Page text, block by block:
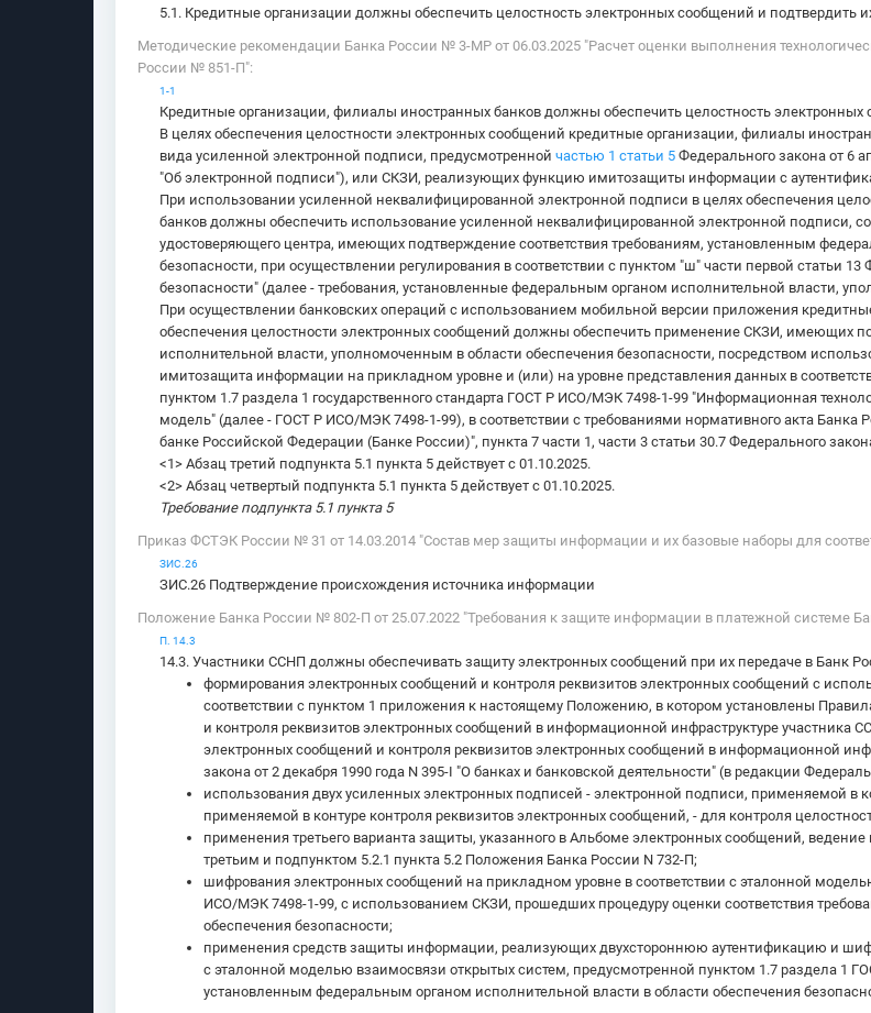
5.1. Кредитные организации должны обеспечить целостность электронных сообщений и подтвердить
Методические рекомендации Банка России № 3-МР от 06.03.2025 "Расчет оценки выполнения
России № 851-П":
1-1
Кредитные организации, филиалы иностранных банков должны обеспечить целостность электронных
В целях обеспечения целостности электронных сообщений кредитные организации, филиалы
вида усиленной электронной подписи, предусмотренной частью 1 статьи 5 Федерального закона от 6
"Об электронной подписи"), или СКЗИ, реализующих функцию имитозащиты информации с
При использовании усиленной неквалифицированной электронной подписи в целях обеспечения
банков должны обеспечить использование усиленной неквалифицированной электронной подписи,
удостоверяющего центра, имеющих подтверждение соответствия требованиям, установленным
безопасности, при осуществлении регулирования в соответствии с пунктом "ш" части первой статьи
безопасности" (далее - требования, установленные федеральным органом исполнительной власти,
При осуществлении банковских операций с использованием мобильной версии приложения
обеспечения целостности электронных сообщений должны обеспечить применение СКЗИ, имеющих
исполнительной власти, уполномоченным в области обеспечения безопасности, посредством
имитозащита информации на прикладном уровне и (или) на уровне представления данных в
пунктом 1.7 раздела 1 государственного стандарта ГОСТ Р ИСО/МЭК 7498-1-99 "Информационная
модель" (далее - ГОСТ Р ИСО/МЭК 7498-1-99), в соответствии с требованиями нормативного акта
банке Российской Федерации (Банке России)", пункта 7 части 1, части 3 статьи 30.7 Федерального
<1> Абзац третий подпункта 5.1 пункта 5 действует с 01.10.2025.
<2> Абзац четвертый подпункта 5.1 пункта 5 действует с 01.10.2025.
Требование подпункта 5.1 пункта 5
Приказ ФСТЭК России № 31 от 14.03.2014 "Состав мер защиты информации и их базовые наборы для
ЗИС.26
ЗИС.26 Подтверждение происхождения источника информации
Положение Банка России № 802-П от 25.07.2022 "Требования к защите информации в платежной системе
П. 14.3
14.3. Участники ССНП должны обеспечивать защиту электронных сообщений при их передаче в Банк
формирования электронных сообщений и контроля реквизитов электронных сообщений с
соответствии с пунктом 1 приложения к настоящему Положению, в котором установлены
и контроля реквизитов электронных сообщений в информационной инфраструктуре участника
электронных сообщений и контроля реквизитов электронных сообщений в информационной
закона от 2 декабря 1990 года N 395-I "О банках и банковской деятельности" (в редакции
использования двух усиленных электронных подписей - электронной подписи, применяемой
применяемой в контуре контроля реквизитов электронных сообщений, - для контроля
применения третьего варианта защиты, указанного в Альбоме электронных сообщений,
третьим и подпунктом 5.2.1 пункта 5.2 Положения Банка России N 732-П;
шифрования электронных сообщений на прикладном уровне в соответствии с эталонной
ИСО/МЭК 7498-1-99, с использованием СКЗИ, прошедших процедуру оценки соответствия
обеспечения безопасности;
применения средств защиты информации, реализующих двухстороннюю аутентификацию и
с эталонной моделью взаимосвязи открытых систем, предусмотренной пунктом 1.7 раздела 1
установленным федеральным органом исполнительной власти в области обеспечения